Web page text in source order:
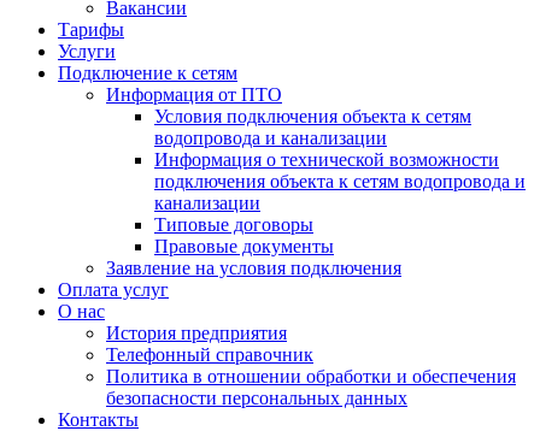
Вакансии
Тарифы
Услуги
Подключение к сетям
Информация от ПТО
Условия подключения объекта к сетям
водопровода и канализации
Информация о технической возможности
подключения объекта к сетям водопровода и
канализации
Типовые договоры
Правовые документы
Заявление на условия подключения
Оплата услуг
О нас
История предприятия
Телефонный справочник
Политика в отношении обработки и обеспечения
безопасности персональных данных
Контакты